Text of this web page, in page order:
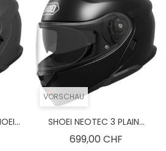
homologué), Rot gespiegelter
VORSCHAU
SHOEI NEOTEC 3 PLAIN...
699,00 CHF